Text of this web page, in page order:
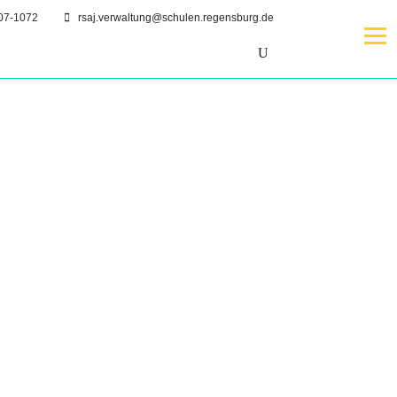
1072 rsaj.verwaltung@schulen.regensburg.de